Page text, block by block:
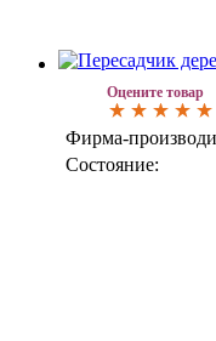
Оцените товар
Фирма-
Состояние: